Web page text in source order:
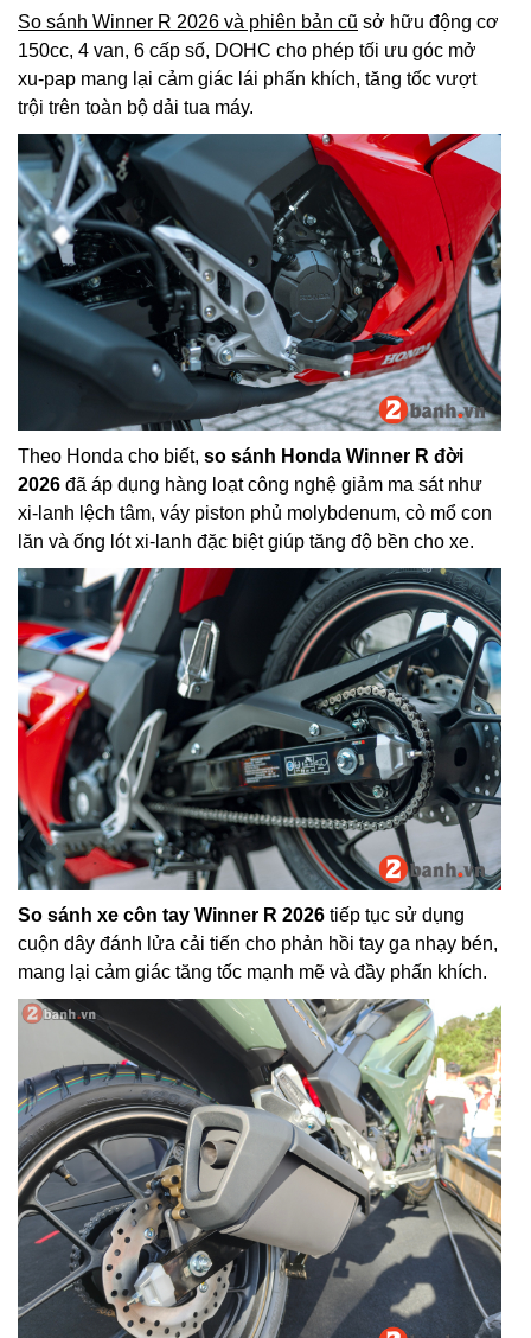
So sánh Winner R 2026 và phiên bản cũ sở hữu động cơ
150cc, 4 van, 6 cấp số, DOHC cho phép tối ưu góc mở
xu-pap mang lại cảm giác lái phấn khích, tăng tốc vượt
trội trên toàn bộ dải tua máy.
Theo Honda cho biết, so sánh Honda Winner R đời
2026 đã áp dụng hàng loạt công nghệ giảm ma sát như
xi-lanh lệch tâm, váy piston phủ molybdenum, cò mổ con
lăn và ống lót xi-lanh đặc biệt giúp tăng độ bền cho xe.
So sánh xe côn tay Winner R 2026 tiếp tục sử dụng
cuộn dây đánh lửa cải tiến cho phản hồi tay ga nhạy bén,
mang lại cảm giác tăng tốc mạnh mẽ và đầy phấn khích.